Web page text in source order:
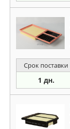
Срок поставки
1 дн.